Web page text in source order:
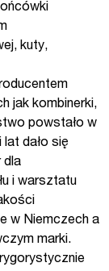
kuty,
jak kombinerki,
powstało w
dało się
dla
i warsztatu
w Niemczech a
marki.